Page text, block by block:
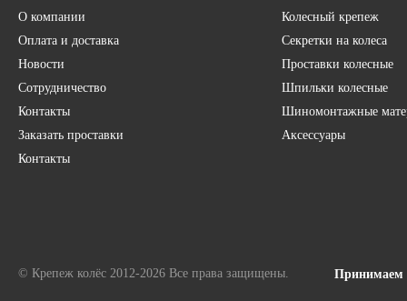
О компании
Оплата и доставка
Новости
Сотрудничество
Контакты
Заказать проставки
Контакты
Колесный крепеж
Секретки на колеса
Проставки колесные
Шпильки колесные
Шиномонтажные
Аксессуары
© Крепеж колёс 2012-2026 Все права защищены. Принимаем